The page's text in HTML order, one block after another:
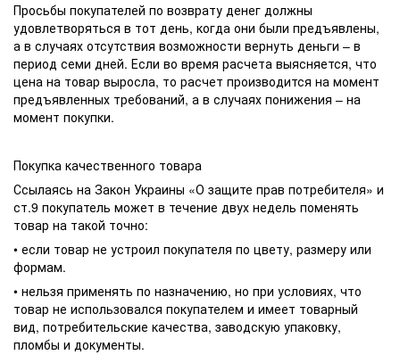
Просьбы покупателей по возврату денег должны
удовлетворяться в тот день, когда они были предъявлены,
а в случаях отсутствия возможности вернуть деньги – в
период семи дней. Если во время расчета выясняется, что
цена на товар выросла, то расчет производится на момент
предъявленных требований, а в случаях понижения – на
момент покупки.
Покупка качественного товара
Ссылаясь на Закон Украины «О защите прав потребителя» и
ст.9 покупатель может в течение двух недель поменять
товар на такой точно:
• если товар не устроил покупателя по цвету, размеру или
формам.
• нельзя применять по назначению, но при условиях, что
товар не использовался покупателем и имеет товарный
вид, потребительские качества, заводскую упаковку,
пломбы и документы.